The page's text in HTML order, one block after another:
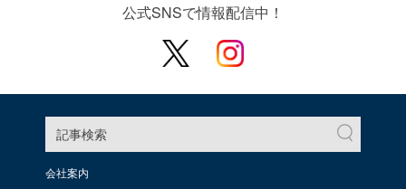
公式SNSで情報配信中！
記事検索
会社案内